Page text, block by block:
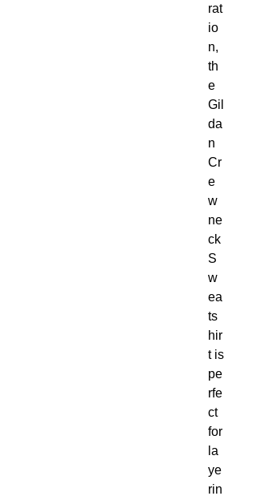
rat
io
n,
th
e
Gil
da
n
Cr
e
w
ne
ck
S
w
ea
ts
hir
t is
pe
rfe
ct
for
la
ye
rin